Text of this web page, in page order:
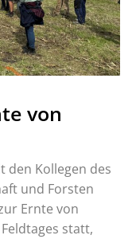
von
den Kollegen des
und Forsten
Ernte von
statt,